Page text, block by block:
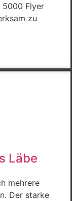
5000 Flyer
zu
Läbe
mehrere
Der starke